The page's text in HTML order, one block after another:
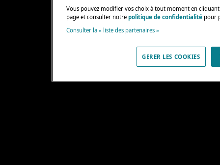
Vous pouvez modifier vos choix à tout moment en
page et consulter notre politique de confidentialité pour
Consulter la « liste des partenaires »
GERER LES COOKIES